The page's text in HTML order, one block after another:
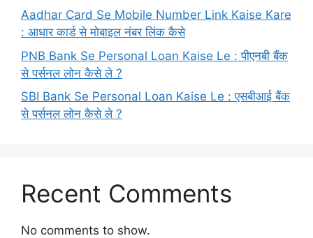
Aadhar Card Se Mobile Number Link Kaise Kare
: आधार कार्ड से मोबाइल नंबर लिंक कैसे
PNB Bank Se Personal Loan Kaise Le : पीएनबी बैंक
से पर्सनल लोन कैसे ले ?
SBI Bank Se Personal Loan Kaise Le : एसबीआई बैंक
से पर्सनल लोन कैसे ले ?
Recent Comments
No comments to show.